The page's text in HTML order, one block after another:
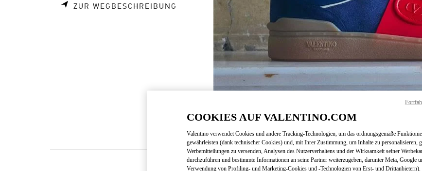
ZUR WEGBESCHREIBUNG LINK OPENS IN NEW TAB
COOKIES AUF VALENTINO.COM
Valentino verwendet Cookies und andere Tracking-Technologien, um das ordnungsgemäße
gewährleisten (dank technischer Cookies) und, mit Ihrer Zustimmung, um Inhalte zu personalisieren,
Werbemitteilungen zu versenden, Analysen des Nutzerverhaltens und der Wirksamkeit seiner
durchzuführen und bestimmte Informationen an seine Partner weiterzugeben, darunter Meta, Google
Verwendung von Profiling- und Marketing-Cookies und -Technologien von Erst- und